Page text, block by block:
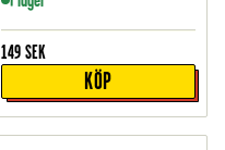
149 SEK
KÖP